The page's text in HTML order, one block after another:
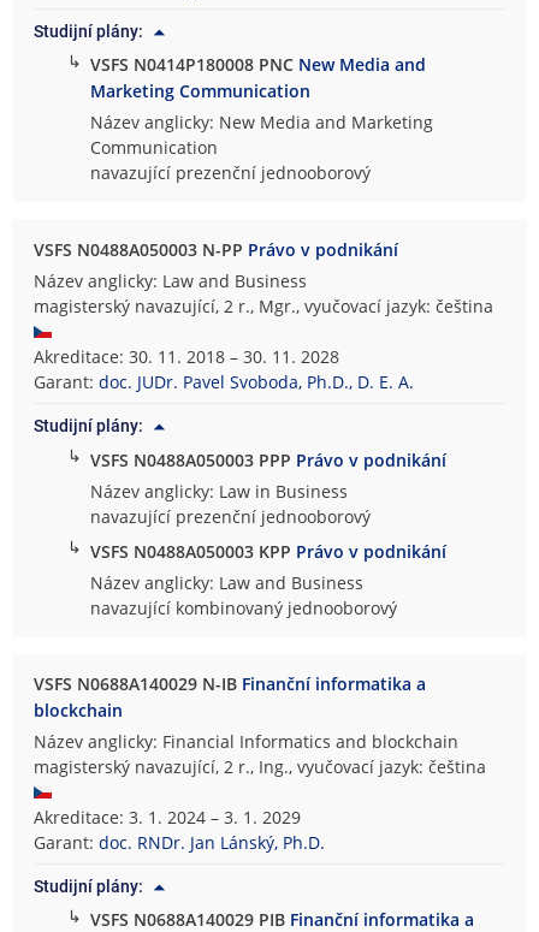
Studijní plány:
↳ VSFS N0414P180008 PNC New Media and
Marketing Communication
Název anglicky: New Media and Marketing
Communication
navazující prezenční jednooborový
VSFS N0488A050003 N-PP Právo v podnikání
Název anglicky: Law and Business
magisterský navazující, 2 r., Mgr., vyučovací jazyk: čeština
Akreditace: 30. 11. 2018 – 30. 11. 2028
Garant:doc. JUDr. Pavel Svoboda, Ph.D., D. E. A.
Studijní plány:
↳ VSFS N0488A050003 PPP Právo v podnikání
Název anglicky: Law in Business
navazující prezenční jednooborový
↳ VSFS N0488A050003 KPP Právo v podnikání
Název anglicky: Law and Business
navazující kombinovaný jednooborový
VSFS N0688A140029 N-IB Finanční informatika a
blockchain
Název anglicky: Financial Informatics and blockchain
magisterský navazující, 2 r., Ing., vyučovací jazyk: čeština
Akreditace: 3. 1. 2024 – 3. 1. 2029
Garant:doc. RNDr. Jan Lánský, Ph.D.
Studijní plány:
↳ VSFS N0688A140029 PIB Finanční informatika a